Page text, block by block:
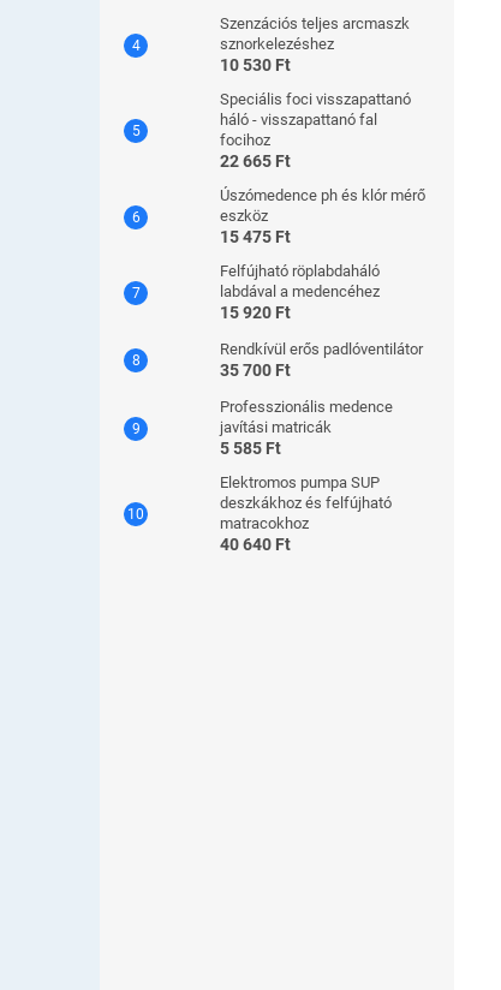
Szenzációs teljes arcmaszk
sznorkelezéshez
10 530 Ft
Speciális foci visszapattanó
háló - visszapattanó fal
focihoz
22 665 Ft
Úszómedence ph és klór mérő
eszköz
15 475 Ft
Felfújható röplabdaháló
labdával a medencéhez
15 920 Ft
Rendkívül erős padlóventilátor
35 700 Ft
Professzionális medence
javítási matricák
5 585 Ft
Elektromos pumpa SUP
deszkákhoz és felfújható
matracokhoz
40 640 Ft